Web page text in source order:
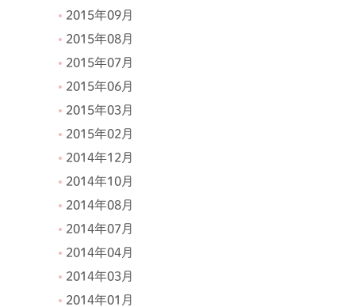
2015年09月
2015年08月
2015年07月
2015年06月
2015年03月
2015年02月
2014年12月
2014年10月
2014年08月
2014年07月
2014年04月
2014年03月
2014年01月